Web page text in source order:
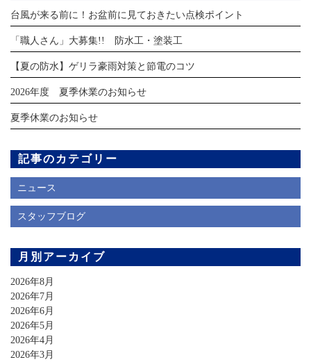
台風が来る前に！お盆前に見ておきたい点検ポイント
「職人さん」大募集!! 防水工・塗装工
【夏の防水】ゲリラ豪雨対策と節電のコツ
2026年度 夏季休業のお知らせ
夏季休業のお知らせ
記事のカテゴリー
ニュース
スタッフブログ
月別アーカイブ
2026年8月
2026年7月
2026年6月
2026年5月
2026年4月
2026年3月